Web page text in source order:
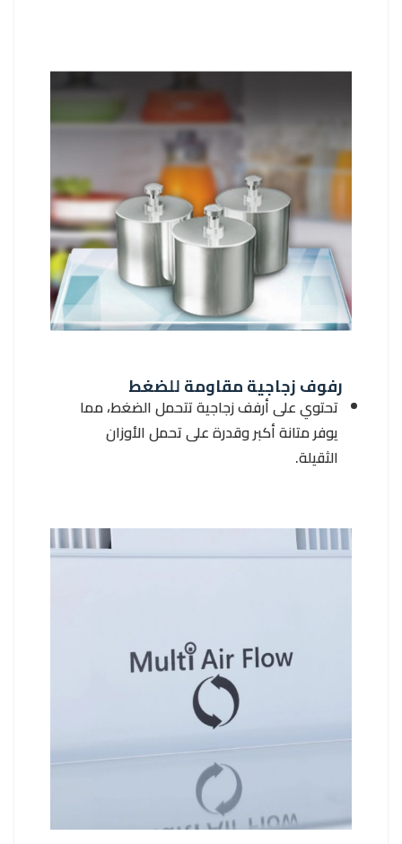
رفوف زجاجية مقاومة للضغط
تحتوي على أرفف زجاجية تتحمل الضغط، مما
يوفر متانة أكبر وقدرة على تحمل الأوزان
الثقيلة.